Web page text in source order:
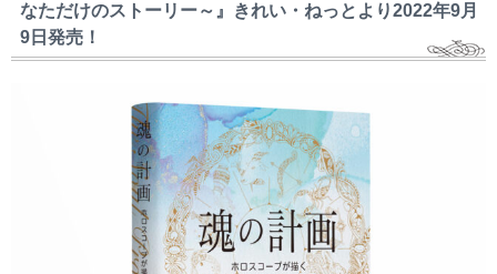
なただけのストーリー～』きれい・ねっとより2022年9月
9日発売！